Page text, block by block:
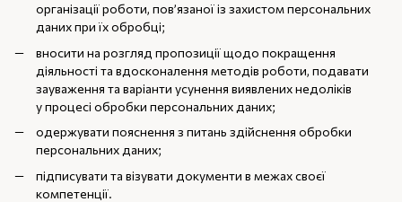
організації роботи, пов’язаної із захистом персональних
даних при їх обробці;
вносити на розгляд пропозиції щодо покращення
діяльності та вдосконалення методів роботи, подавати
зауваження та варіанти усунення виявлених недоліків
у процесі обробки персональних даних;
одержувати пояснення з питань здійснення обробки
персональних даних;
підписувати та візувати документи в межах своєї
компетенції.